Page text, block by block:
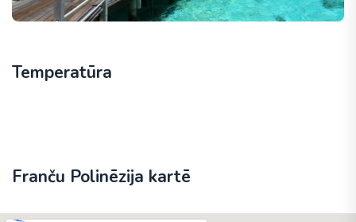
Temperatūra
Franču Polinēzija kartē